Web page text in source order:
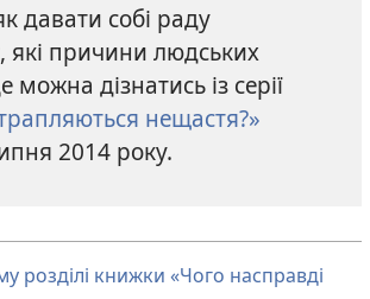
давати собі раду
які причини людських
дізнатись із серії
нещастя?»
2014 року.
розділі книжки «Чого насправді